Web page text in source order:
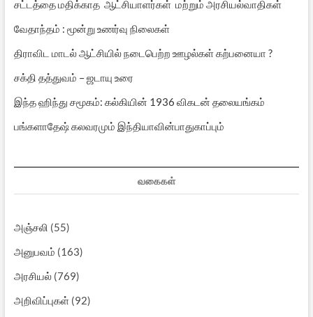
சட்டத்தை மதிக்காத ஆட்சியாளர்கள் மற்றும் அரசியல்வாதிகள்
வேதாந்தம் : மூன்று உணர்வு நிலைகள்
திராவிட மாடல் ஆட்சியில் நடைபெற்ற ஊழல்கள் கற்பனையா ?
சக்தி தத்துவம் – ஜடாயு உரை
இந்த ஹிந்து சமூகம்: கல்கியின் 1936 விகடன் தலையங்கம்
பங்களாதேஷ் கலவரமும் இந்தியாவின்பாதுகாப்பும்
வகைகள்
அஞ்சலி (55)
அனுபவம் (163)
அரசியல்(769)
அறிவிப்புகள்(92)